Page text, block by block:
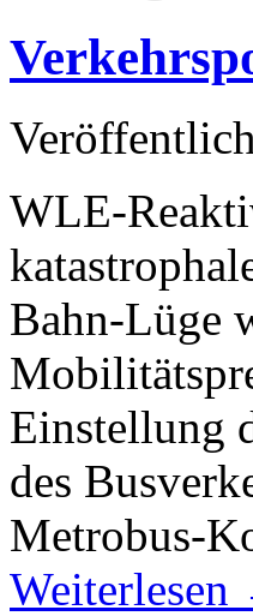
WLE-
Bahn-Lüge
Einstellung
des
Metrobus-
Weiterlesen